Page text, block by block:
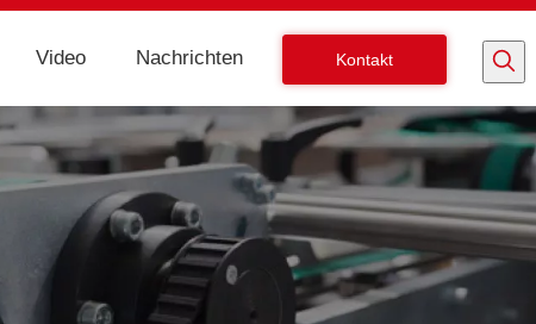
Video Nachrichten Kontakt